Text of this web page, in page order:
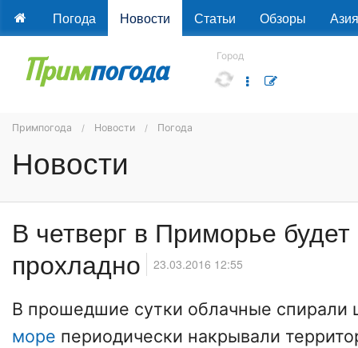
Погода Новости Статьи Обзоры Азия
Город
Примпогода Новости Погода
Новости
В четверг в Приморье
прохладно
23.03.2016 12:55
В прошедшие сутки облачные спирали
море периодически накрывали